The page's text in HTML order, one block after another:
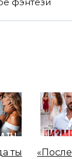
ты
«После